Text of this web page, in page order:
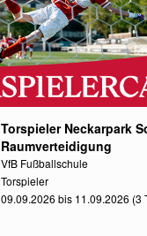
Torspieler Neckarpark
Raumverteidigung
VfB Fußballschule
Torspieler
09.09.2026 bis 11.09.2026 (3